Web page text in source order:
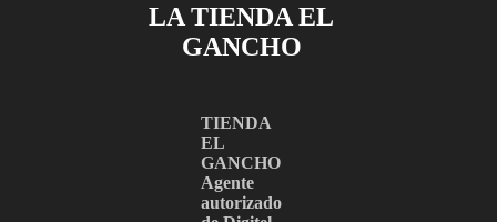
LA TIENDA EL
GANCHO
TIENDA
EL
GANCHO
Agente
autorizado